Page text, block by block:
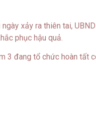
xảy ra thiên tai,
phục hậu quả.
3 đang tổ chức hoàn tất